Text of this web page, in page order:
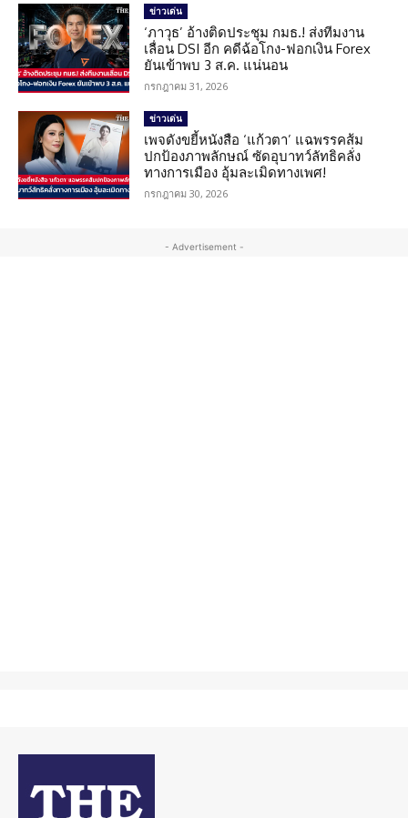
ข่าวเด่น
‘ภาวุธ’ อ้างติดประชุม กมธ.! ส่งทีมงาน
เลื่อน DSI อีก คดีฉ้อโกง-ฟอกเงิน Forex
ยันเข้าพบ 3 ส.ค. แน่นอน
กรกฎาคม 31, 2026
ข่าวเด่น
เพจดังขยี้หนังสือ ‘แก้วตา’ แฉพรรคส้ม
ปกป้องภาพลักษณ์ ซัดอุบาทว์ลัทธิคลั่ง
ทางการเมือง อุ้มละเมิดทางเพศ!
กรกฎาคม 30, 2026
- Advertisement -